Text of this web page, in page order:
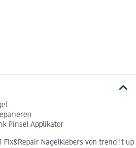
Pinsel Applikator
Fix&Repair Nagelklebers von trend !t up